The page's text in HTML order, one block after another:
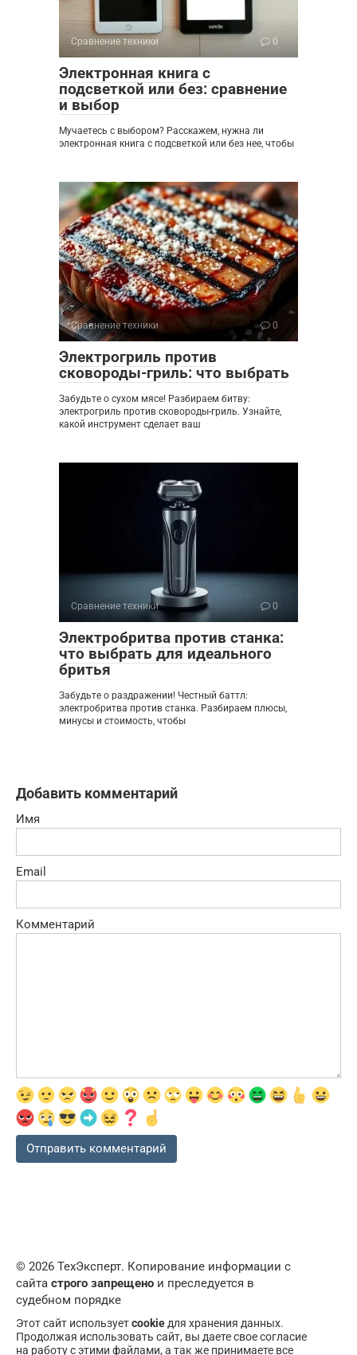
Сравнение техники 0
Электронная книга с
подсветкой или без: сравнение
и выбор
Мучаетесь с выбором? Расскажем, нужна ли
электронная книга с подсветкой или без нее, чтобы
Сравнение техники 0
Электрогриль против
сковороды-гриль: что выбрать
Забудьте о сухом мясе! Разбираем битву:
электрогриль против сковороды-гриль. Узнайте,
какой инструмент сделает ваш
Сравнение техники 0
Электробритва против станка:
что выбрать для идеального
бритья
Забудьте о раздражении! Честный баттл:
электробритва против станка. Разбираем плюсы,
минусы и стоимость, чтобы
Добавить комментарий
Имя
Email
Комментарий
© 2026 ТехЭксперт. Копирование информации с
сайта строго запрещено и преследуется в
судебном порядке
Этот сайт используетcookie для хранения данных.
Продолжая использовать сайт, вы даете свое согласие
на работу с этими файлами, а так же принимаете все